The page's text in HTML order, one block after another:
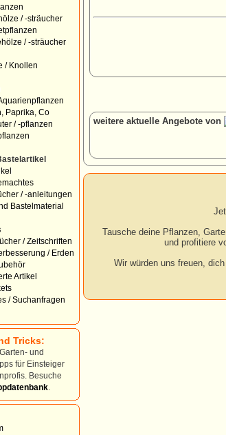
/ -sträucher
/ -sträucher
/ Knollen
Paprika, Co
/ -pflanzen
/ -anleitungen
Bastelmaterial
/ Zeitschriften
/ Erden
Artikel
/ Suchanfragen
Tricks:
und
für Einsteiger
Besuche
weitere aktuelle Angebote von
Tausche deine Pflanzen,
und profitiere
Wir würden uns freuen,